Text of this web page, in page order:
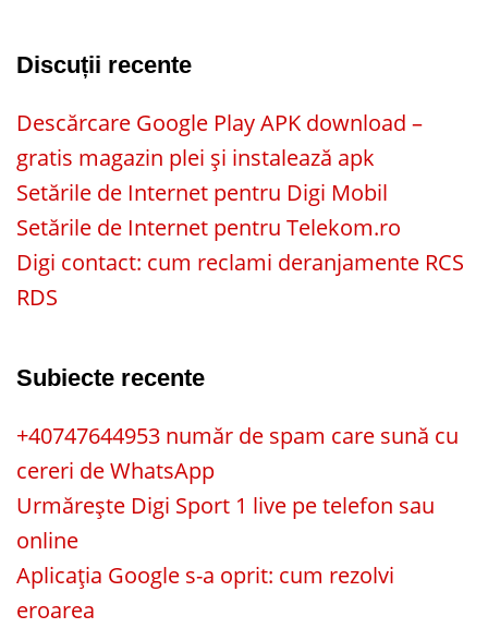
Discuții recente
Descărcare Google Play APK download –
gratis magazin plei și instalează apk
Setările de Internet pentru Digi Mobil
Setările de Internet pentru Telekom.ro
Digi contact: cum reclami deranjamente RCS
RDS
Subiecte recente
+40747644953 număr de spam care sună cu
cereri de WhatsApp
Urmărește Digi Sport 1 live pe telefon sau
online
Aplicația Google s-a oprit: cum rezolvi
eroarea